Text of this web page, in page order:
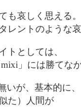
も哀しく思える。
レントのような哀
トとしては、
」には勝てな
いが、基本的に、
た）人間が